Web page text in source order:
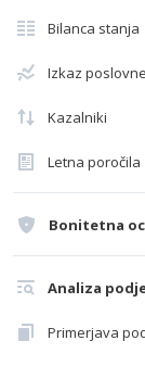
Bilanca stanja
Izkaz
Kazalniki
Letna poročila
Bonitetna
Analiza
Primerjava